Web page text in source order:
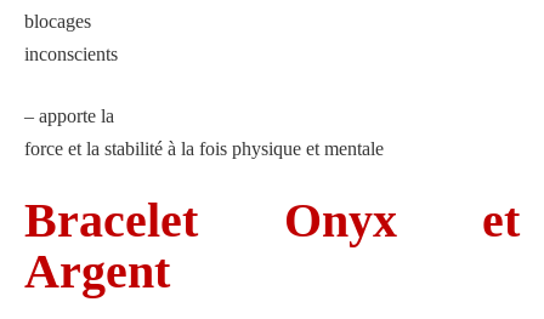
blocages
inconscients
– apporte la
force et la stabilité à la fois physique et mentale
Bracelet Onyx et
Argent